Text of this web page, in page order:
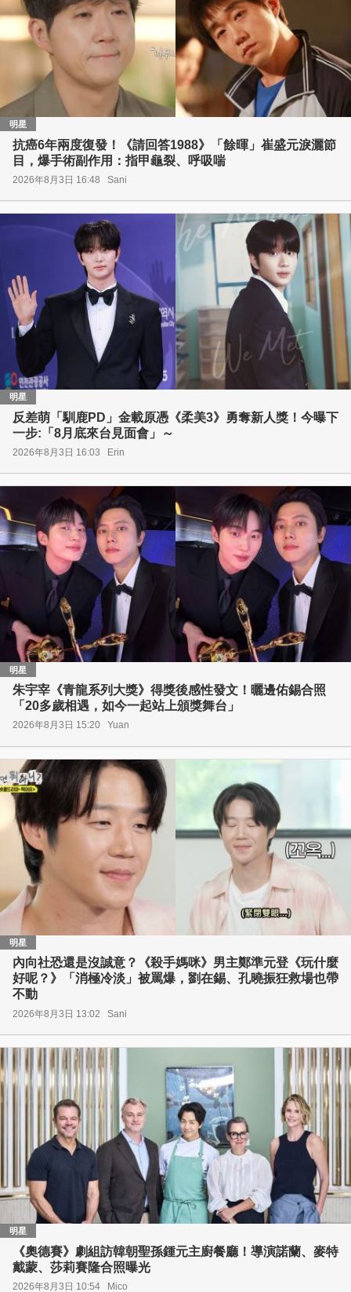
明星
抗癌6年兩度復發！《請回答1988》「餘暉」崔盛元淚灑節
目，爆手術副作用：指甲龜裂、呼吸喘
2026年8月3日 16:48 Sani
明星
反差萌「馴鹿PD」金載原憑《柔美3》勇奪新人獎！今曝下
一步:「8月底來台見面會」～
2026年8月3日 16:03 Erin
明星
朱宇宰《青龍系列大獎》得獎後感性發文！曬邊佑錫合照
「20多歲相遇，如今一起站上頒獎舞台」
2026年8月3日 15:20 Yuan
明星
內向社恐還是沒誠意？《殺手媽咪》男主鄭準元登《玩什麼
好呢？》「消極冷淡」被罵爆，劉在錫、孔曉振狂救場也帶
不動
2026年8月3日 13:02 Sani
明星
《奧德賽》劇組訪韓朝聖孫鍾元主廚餐廳！導演諾蘭、麥特
戴蒙、莎莉賽隆合照曝光
2026年8月3日 10:54 Mico